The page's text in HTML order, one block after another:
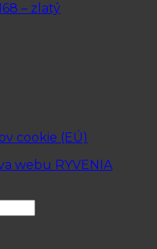
– zlatý
cookie (EÚ)
webu RYVENIA